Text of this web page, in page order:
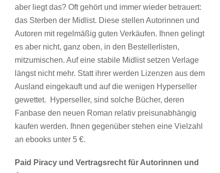
aber liegt das? Oft gehört und immer wieder betrauert:
das Sterben der Midlist. Diese stellen Autorinnen und
Autoren mit regelmäßig guten Verkäufen. Ihnen gelingt
es aber nicht, ganz oben, in den Bestellerlisten,
mitzumischen. Auf eine stabile Midlist setzen Verlage
längst nicht mehr. Statt ihrer werden Lizenzen aus dem
Ausland eingekauft und auf die wenigen Hyperseller
gewettet. Hyperseller, sind solche Bücher, deren
Fanbase den neuen Roman relativ preisunabhängig
kaufen werden. Ihnen gegenüber stehen eine Vielzahl
an ebooks unter 5 €.
Paid Piracy und Vertragsrecht für Autorinnen und